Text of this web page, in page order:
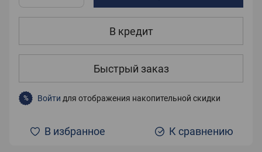
В кредит
Быстрый заказ
% Войти для отображения накопительной скидки
В избранное К сравнению